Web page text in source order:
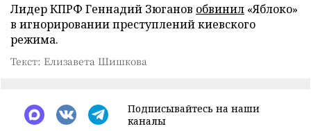
Лидер КПРФ Геннадий Зюганов обвинил «Яблоко»
в игнорировании преступлений киевского
режима.
Текст: Елизавета Шишкова
Подписывайтесь на наши
каналы